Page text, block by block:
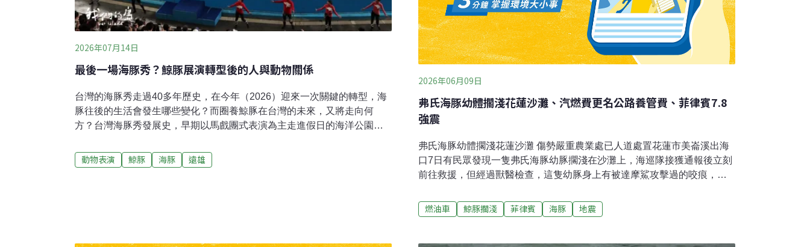
2026年07月14日
最後一場海豚秀？鯨豚展演轉型後的人與動物關係
台灣的海豚秀走過40多年歷史，在今年（2026）迎來一次關鍵的轉型，海
豚往後的生活會發生哪些變化？而圈養鯨豚在台灣的未來，又將走向何
方？台灣海豚秀發展史，早期以馬戲團式表演為主走進假日的海洋公園，
區裡人氣最旺的明星，還是非海豚莫屬。當牠們流線型的身軀躍出水面，
所有人的視線，就再也離不開牠們靈活的身影，海豚隨著訓練員的指令倒
動物表演 鯨豚 海豚 遠雄
2026年06月09日
弗氏海豚幼體擱淺花蓮沙灘、汽燃費更名公路養管費、菲律賓7.8
強震
弗氏海豚幼體擱淺花蓮沙灘 傷勢嚴重農業處已人道處置花蓮市美崙溪出海
口7日有民眾發現一隻弗氏海豚幼豚擱淺在沙灘上，海巡隊接獲通報後立刻
前往救援，但經過獸醫檢查，這隻幼豚身上有被達摩鯊攻擊過的咬痕，健
護基地」 7/1日開始試運轉8日是世界海洋日，遠雄海洋公園發表全新「海
豚守護基地」品牌識別與場域計畫，並宣布基地將於7月1日開始試運轉，
燃油車 鯨豚擱淺 菲律賓 海豚 地震